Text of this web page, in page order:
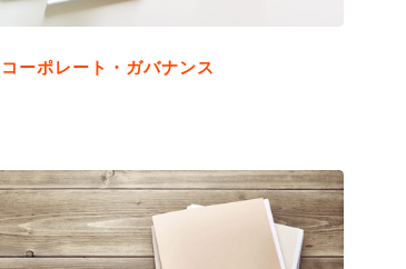
コーポレート・ガバナンス